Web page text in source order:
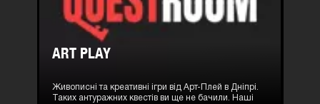
ART PLAY
Живописні та креативні ігри від Арт-Плей в Дніпрі.
Таких антуражних квестів ви ще не бачили. Наші